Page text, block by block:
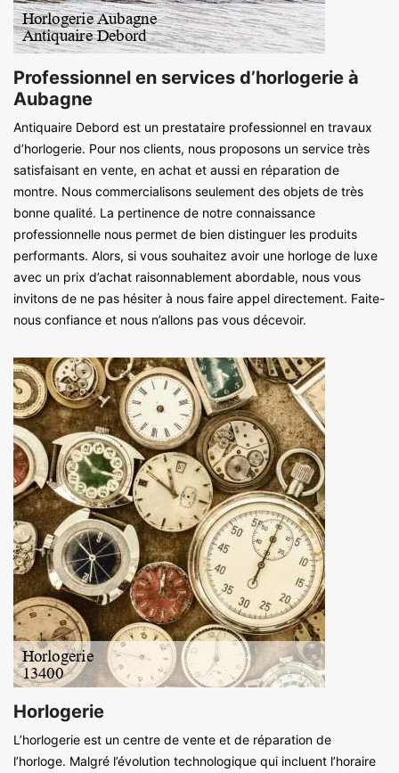
Professionnel en services d’horlogerie à
Aubagne
Antiquaire Debord est un prestataire professionnel en travaux
d’horlogerie. Pour nos clients, nous proposons un service très
satisfaisant en vente, en achat et aussi en réparation de
montre. Nous commercialisons seulement des objets de très
bonne qualité. La pertinence de notre connaissance
professionnelle nous permet de bien distinguer les produits
performants. Alors, si vous souhaitez avoir une horloge de luxe
avec un prix d’achat raisonnablement abordable, nous vous
invitons de ne pas hésiter à nous faire appel directement. Faite-
nous confiance et nous n’allons pas vous décevoir.
Horlogerie
L’horlogerie est un centre de vente et de réparation de
l’horloge. Malgré l’évolution technologique qui incluent l’horaire